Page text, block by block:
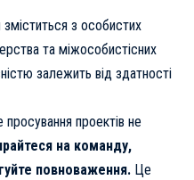
з особистих
та міжособистісних
залежить від здатності
просування проектів не
на команду,
повноваження. Це